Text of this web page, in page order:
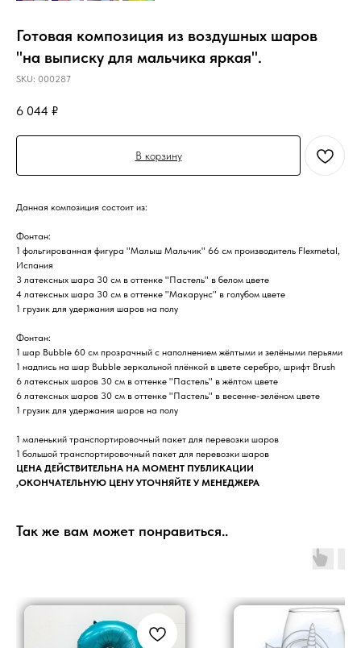
Готовая композиция из воздушных шаров
"на выписку для мальчика яркая".
SKU: 000287
6 044 ₽
В корзину
Данная композиция состоит из:
Фонтан:
1 фольгированная фигура "Малыш Мальчик" 66 см производитель Flexmetal,
Испания
3 латексных шара 30 см в оттенке "Пастель" в белом цвете
4 латексных шара 30 см в оттенке "Макарунс" в голубом цвете
1 грузик для удержания шаров на полу
Фонтан:
1 шар Bubble 60 см прозрачный с наполнением жёлтыми и зелёными перьями
1 надпись на шар Bubble зеркальной плёнкой в цвете серебро, шрифт Brush
6 латексных шаров 30 см в оттенке "Пастель" в жёлтом цвете
6 латексных шаров 30 см в оттенке "Пастель" в весенне-зелёном цвете
1 грузик для удержания шаров на полу
1 маленький транспортировочный пакет для перевозки шаров
1 большой транспортировочный пакет для перевозки шаров
ЦЕНА ДЕЙСТВИТЕЛЬНА НА МОМЕНТ ПУБЛИКАЦИИ
,ОКОНЧАТЕЛЬНУЮ ЦЕНУ УТОЧНЯЙТЕ У МЕНЕДЖЕРА
Так же вам может понравиться..